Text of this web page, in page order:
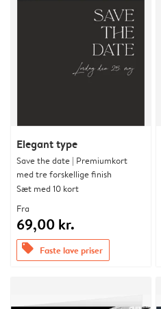
Elegant type
Save the date | Premiumkort
med tre forskellige finish
Sæt med 10 kort
Fra
69,00 kr.
offers Faste lave priser